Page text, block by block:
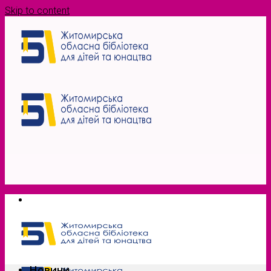
Skip to content